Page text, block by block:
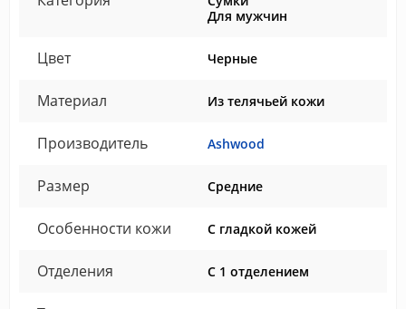
Для мужчин
Цвет Черные
Материал Из телячьей кожи
Производитель Ashwood
Размер Средние
Особенности кожи С гладкой кожей
Отделения С 1 отделением